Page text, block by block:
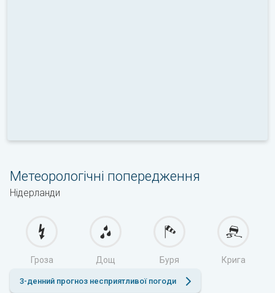
Метеорологічні попередження
Нідерланди
Гроза Дощ Буря Крига
3-денний прогноз несприятливої погоди